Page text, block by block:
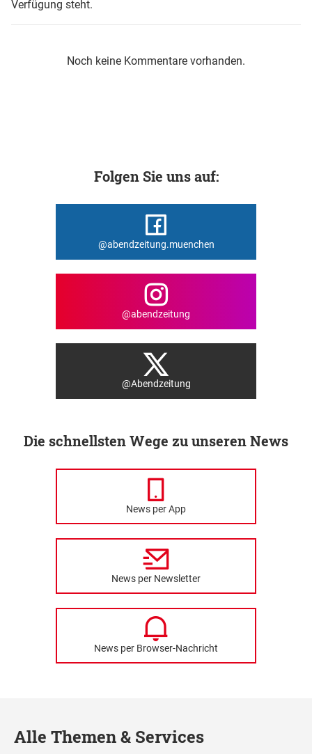
Verfügung steht.
Noch keine Kommentare vorhanden.
Folgen Sie uns auf:
@abendzeitung.muenchen
@abendzeitung
@Abendzeitung
Die schnellsten Wege zu unseren News
News per App
News per Newsletter
News per Browser-Nachricht
Alle Themen & Services